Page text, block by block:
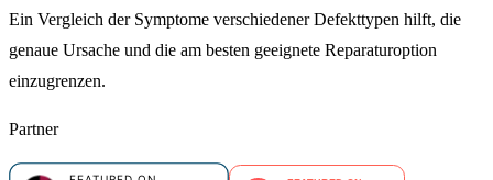
Ein Vergleich der Symptome verschiedener Defekttypen hilft, die
genaue Ursache und die am besten geeignete Reparaturoption
einzugrenzen.
Partner